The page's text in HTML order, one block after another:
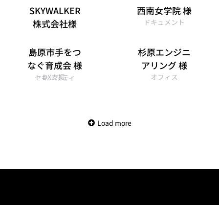
SKYWALKER
株式会社様
西南女学院 様
ドキュメント
島原市手をつ
なぐ育成会 様
DX支援,
セキュリティ
杉原エンジニ
アリング 様
オフィス
Load more